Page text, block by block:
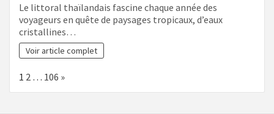
Le littoral thaïlandais fascine chaque année des
voyageurs en quête de paysages tropicaux, d’eaux
cristallines…
Voir article complet
Page:
1 2 … 106 Next
»